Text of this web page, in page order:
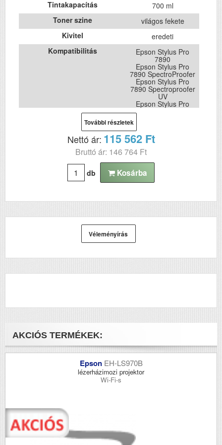
Tintakapacítás
700 ml
Toner szine
világos fekete
Kivitel
eredeti
Kompatibilitás
Epson Stylus Pro
7890
Epson Stylus Pro
7890 SpectroProofer
Epson Stylus Pro
7890 Spectroproofer
UV
Epson Stylus Pro
Proofer
Epson Stylus Pro
7900 Spectro
Proofer UV
Epson Stylus Pro
Epson Stylus Pro
9890 SpectroProofer
9900
9900 Spectro
További részletek
Nettó ár: 115 562 Ft
Bruttó ár: 146 764 Ft
db Kosárba
Véleményírás
AKCIÓS TERMÉKEK:
Epson EH-LS970B
lézerházimozi projektor
Wi-Fi-s